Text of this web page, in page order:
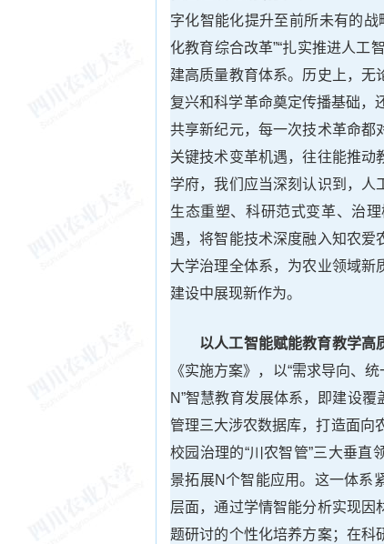
字化智能化提升至前所未有的
化教育综合改革”“扎实推进人工
建高质量教育体系。历史上，无
复兴和科学革命奠定传播基础，
共享新纪元，每一次技术革命都
关键技术变革机遇，往往能推动
学府，我们应当深刻认识到，人
生态重塑、科研范式变革、治
遇，将智能技术深度融入知农爱
大学治理全体系，为农业领域新
建设中展现新作为。
以人工智能赋能教育教学高
《实施方案》，以“需求导向、
N”智慧教育发展体系，即建设
管理三大涉农数据库，打造面向
校园治理的“川农智管”三大垂
景拓展N个智能应用。这一体系
层面，通过学情智能分析实现因
题研讨的个性化培养方案；在科